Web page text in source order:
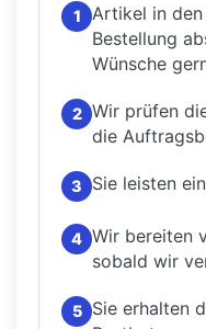
1
Artikel in
Bestellung
Wünsche
2 Wir prüfen
die
3 Sie leisten
4 Wir bereiten
sobald wir
5
Sie erhalten